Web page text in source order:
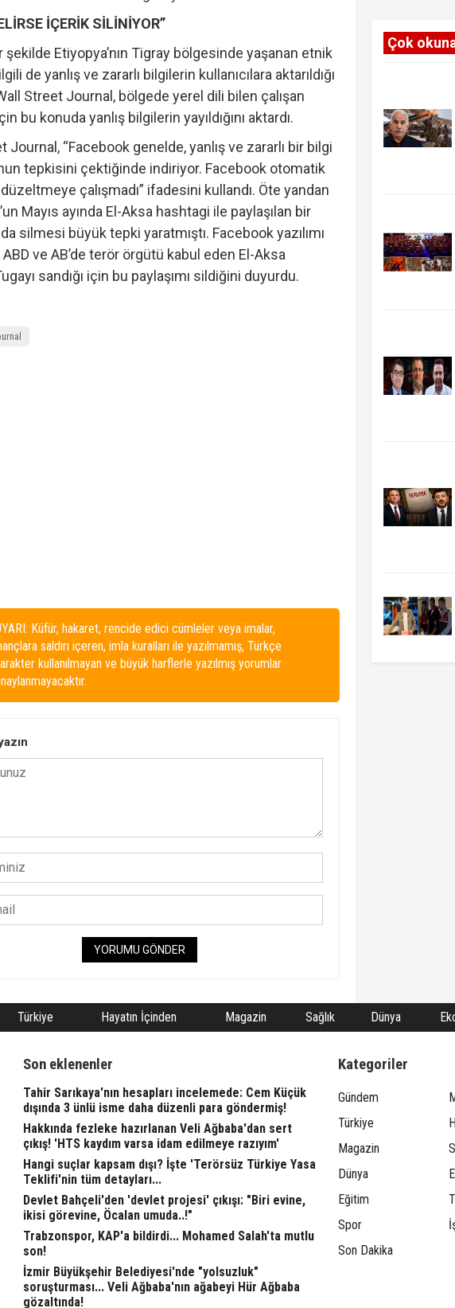
İÇERİK SİLİNİYOR”
şekilde Etiyopya’nın Tigray bölgesinde yaşanan etnik
de yanlış ve zararlı bilgilerin kullanıcılara aktarıldığı
Street Journal, bölgede yerel dili bilen çalışan
bu konuda yanlış bilgilerin yayıldığını aktardı.
Journal, “Facebook genelde, yanlış ve zararlı bir bilgi
tepkisini çektiğinde indiriyor. Facebook otomatik
çalışmadı” ifadesini kullandı. Öte yandan
Mayıs ayında El-Aksa hashtagi ile paylaşılan bir
da silmesi büyük tepki yaratmıştı. Facebook yazılımı
ABD ve AB’de terör örgütü kabul eden El-Aksa
sandığı için bu paylaşımı sildiğini duyurdu.
Küfür, hakaret, rencide edici cümleler veya imalar,
saldırı içeren, imla kuralları ile yazılmamış, Türkçe
kullanılmayan ve büyük harflerle yazılmış yorumlar
YORUMU GÖNDER
Çok
Türkiye Hayatın İçinden Magazin Sağlık Dünya
Son eklenenler
Tahir Sarıkaya'nın hesapları incelemede: Cem Küçük
dışında 3 ünlü isme daha düzenli para göndermiş!
Hakkında fezleke hazırlanan Veli Ağbaba'dan sert
çıkış! 'HTS kaydım varsa idam edilmeye razıyım'
Hangi suçlar kapsam dışı? İşte 'Terörsüz Türkiye Yasa
Teklifi'nin tüm detayları...
Devlet Bahçeli'den 'devlet projesi' çıkışı: "Biri evine,
ikisi görevine, Öcalan umuda..!"
Trabzonspor, KAP'a bildirdi... Mohamed Salah'ta mutlu
son!
İzmir Büyükşehir Belediyesi'nde "yolsuzluk"
soruşturması... Veli Ağbaba'nın ağabeyi Hür Ağbaba
gözaltında!
Kategoriler
Gündem
Türkiye
Magazin
Dünya
Eğitim
Spor
Son Dakika